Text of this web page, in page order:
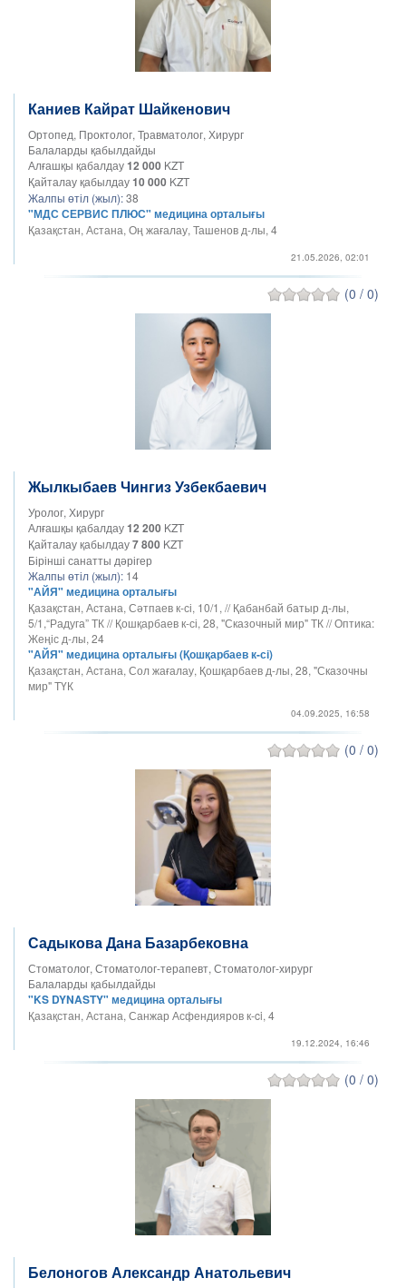
Каниев Кайрат Шайкенович
Ортопед, Проктолог, Травматолог, Хирург
Балаларды қабылдайды
Алғашқы қабалдау12 000 KZT
Қайталау қабылдау10 000 KZT
Жалпы өтіл (жыл):38
"МДС СЕРВИС ПЛЮС" медицина орталығы
Қазақстан, Астана, Оң жағалау, Ташенов д-лы, 4
21.05.2026, 02:01
(0 / 0)
Жылкыбаев Чингиз Узбекбаевич
Уролог, Хирург
Алғашқы қабалдау12 200 KZT
Қайталау қабылдау7 800 KZT
Бірінші санатты дәрігер
Жалпы өтіл (жыл): 14
"АЙЯ" медицина орталығы
Қазақстан, Астана, Сәтпаев к-сі, 10/1, // Қабанбай батыр д-лы,
5/1,“Радуга” ТК // Қошқарбаев к-сі, 28, "Сказочный мир" ТК // Оптика:
Жеңіс д-лы, 24
"АЙЯ" медицина орталығы (Қошқарбаев к-сі)
Қазақстан, Астана, Сол жағалау, Қошқарбаев д-лы, 28, "Сказочны
мир" ТҮК
04.09.2025, 16:58
(0 / 0)
Садыкова Дана Базарбековна
Стоматолог, Стоматолог-терапевт, Стоматолог-хирург
Балаларды қабылдайды
"KS DYNASTY" медицина орталығы
Қазақстан, Астана, Санжар Асфендияров к-ci, 4
19.12.2024, 16:46
(0 / 0)
Белоногов Александр Анатольевич